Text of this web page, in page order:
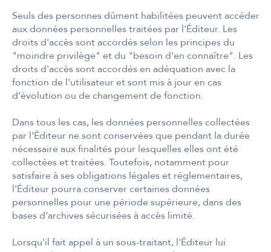
Seuls des personnes dûment habilitées peuvent accéder
aux données personnelles traitées par l'Éditeur. Les
droits d'accès sont accordés selon les principes du
"moindre privilège" et du "besoin d'en connaître". Les
droits d'accès sont accordés en adéquation avec la
fonction de l'utilisateur et sont mis à jour en cas
d’évolution ou de changement de fonction.
Dans tous les cas, les données personnelles collectées
par l'Éditeur ne sont conservées que pendant la durée
nécessaire aux finalités pour lesquelles elles ont été
collectées et traitées. Toutefois, notamment pour
satisfaire à ses obligations légales et réglementaires,
l'Éditeur pourra conserver certaines données
personnelles pour une période supérieure, dans des
bases d’archives sécurisées à accès limité.
Lorsqu'il fait appel à un sous-traitant, l'Éditeur lui